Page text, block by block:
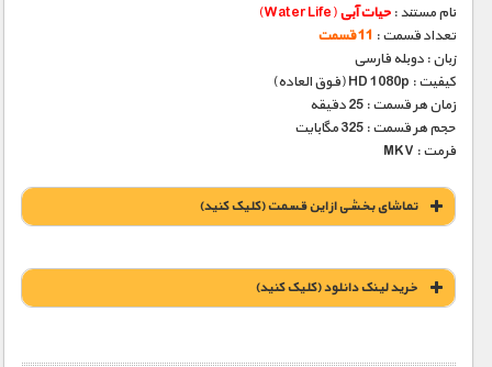
نام مستند : حیات آبی(Water Life)
تعداد قسمت :
زبان : دوبله فارسی
کیفیت : HD 1080p (فوق العاده)
زمان هر قسمت : 25 دقیقه
حجم هر قسمت : 325 مگابایت
فرمت : MKV
تماشای بخشی از این قسمت (کلیک کنید)
خريد لينک دانلود (کليک کنيد)